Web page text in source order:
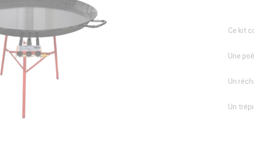
Ce kit
Une
Un
Un